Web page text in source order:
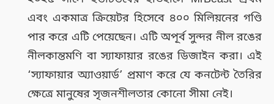
এবং একমাত্র ক্রিয়েটর হিসেবে ৪০০ মিলিয়নের গণ্ডি
পার করে এটি পেয়েছেন। এটি অপূর্ব সুন্দর নীল রঙের
নীলকান্তমণি বা স্যাফায়ার রঙের ডিজাইন করা। এই
‘স্যাফায়ার অ্যাওয়ার্ড’ প্রমাণ করে যে কনটেন্ট তৈরির
ক্ষেত্রে মানুষের সৃজনশীলতার কোনো সীমা নেই।